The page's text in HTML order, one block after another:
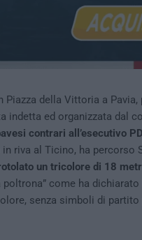
della Vittoria a Pavia,
indetta ed organizzata dal
contrari all’esecutivo
riva al Ticino, ha percorso
un tricolore di 18
come ha dichiarato
senza simboli di partito